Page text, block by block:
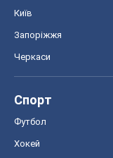
Київ
Запоріжжя
Черкаси
Спорт
Футбол
Хокей